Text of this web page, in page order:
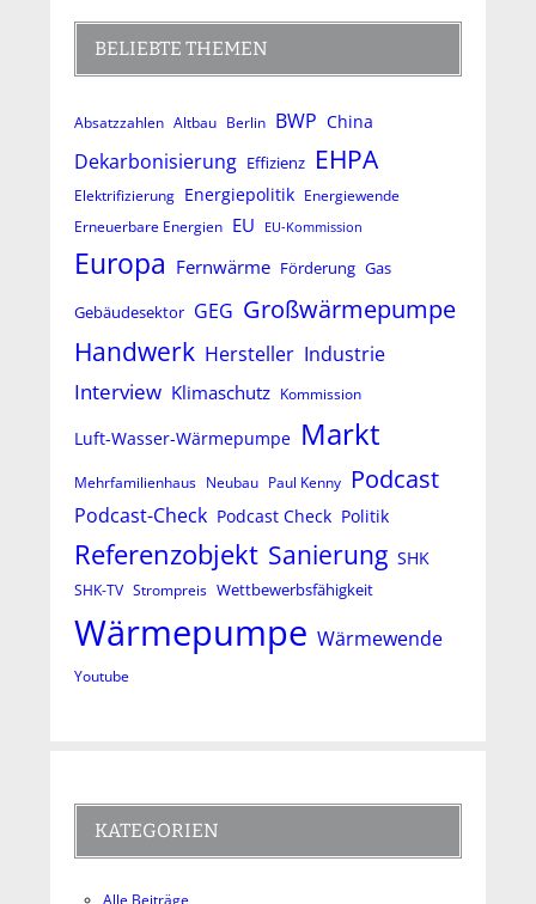
BELIEBTE THEMEN
Absatzzahlen Altbau Berlin BWP China
Dekarbonisierung Effizienz EHPA
Elektrifizierung Energiepolitik Energiewende
Erneuerbare Energien EU EU-Kommission
Europa Fernwärme Förderung Gas
Gebäudesektor GEG Großwärmepumpe
Handwerk Hersteller Industrie
Interview Klimaschutz Kommission
Luft-Wasser-Wärmepumpe Markt
Mehrfamilienhaus Neubau Paul Kenny Podcast
Podcast-Check Podcast Check Politik
Referenzobjekt Sanierung SHK
SHK-TV Strompreis Wettbewerbsfähigkeit
Wärmepumpe Wärmewende
Youtube
KATEGORIEN